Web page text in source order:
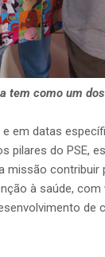
tem como um
em datas
pilares do PSE,
missão
à saúde,
de